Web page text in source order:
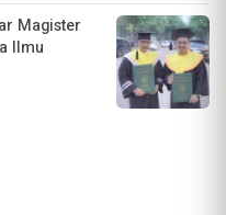
Magister
Ilmu